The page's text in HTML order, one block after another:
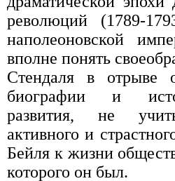
революций (1789-
наполеоновской
вполне понять
Стендаля в отрыве
биографии и
развития, не
активного и
Бейля к жизни
которого он был.